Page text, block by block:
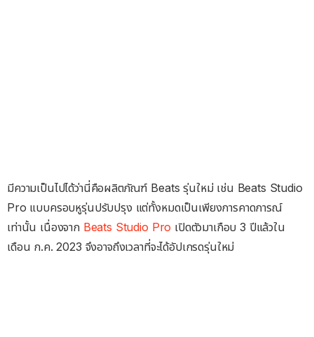
มีความเป็นไปได้ว่านี่คือผลิตภัณฑ์ Beats รุ่นใหม่ เช่น Beats Studio
Pro แบบครอบหูรุ่นปรับปรุง แต่ทั้งหมดเป็นเพียงการคาดการณ์
เท่านั้น เนื่องจาก Beats Studio Pro เปิดตัวมาเกือบ 3 ปีแล้วใน
เดือน ก.ค. 2023 จึงอาจถึงเวลาที่จะได้อัปเกรดรุ่นใหม่